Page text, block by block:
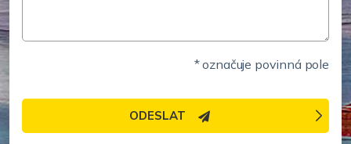
* označuje povinná pole
ODESLAT